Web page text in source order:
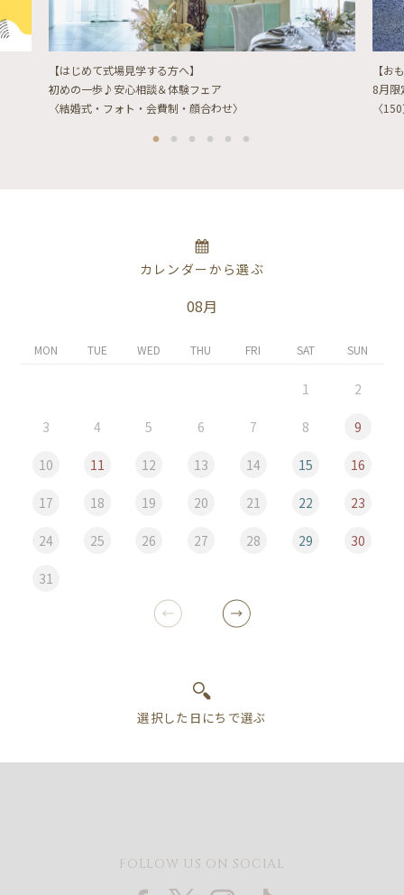
【はじめて式場見学する方へ】
初めの一歩♪安心相談＆体験フェア
〈結婚式・フォト・会費制・顔合わせ〉
【お
8月限
〈
カレンダーから選ぶ
08月
MON TUE WED THU FRI SAT SUN
1 2
3 4 5 6 7 8 9
10 11 12 13 14 15 16
17 18 19 20 21 22 23
24 25 26 27 28 29 30
31
FOLLOW US ON SOCIAL